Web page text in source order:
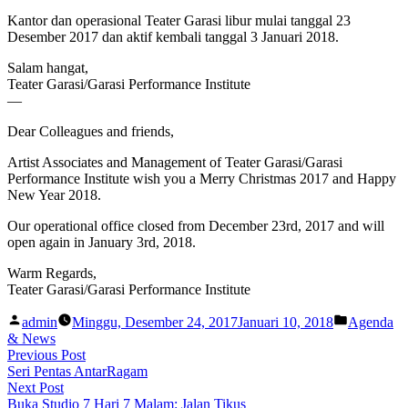
Kantor dan operasional Teater Garasi libur mulai tanggal 23
Desember 2017 dan aktif kembali tanggal 3 Januari 2018.
Salam hangat,
Teater Garasi/Garasi Performance Institute
—
Dear Colleagues and friends,
Artist Associates and Management of Teater Garasi/Garasi
Performance Institute wish you a Merry Christmas 2017 and Happy
New Year 2018.
Our operational office closed from December 23rd, 2017 and will
open again in January 3rd, 2018.
Warm Regards,
Teater Garasi/Garasi Performance Institute
Posted
by
admin Minggu, Desember 24, 2017Januari 10, 2018
Posted
Agenda
& News
Post
navigation
Previous PostPrevious
post:
Seri Pentas AntarRagam
Next PostNext
post:
Buka Studio 7 Hari 7 Malam: Jalan Tikus